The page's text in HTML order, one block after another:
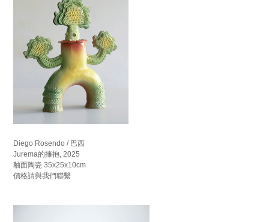
Diego Rosendo / 巴西
Jurema的擁抱, 2025
釉面陶瓷 35x25x10cm
價格請與我們聯繫